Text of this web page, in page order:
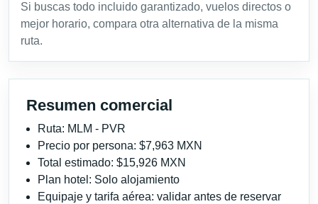
Si buscas todo incluido garantizado, vuelos directos o
mejor horario, compara otra alternativa de la misma
ruta.
Resumen comercial
Ruta: MLM - PVR
Precio por persona: $7,963 MXN
Total estimado: $15,926 MXN
Plan hotel: Solo alojamiento
Equipaje y tarifa aérea: validar antes de reservar